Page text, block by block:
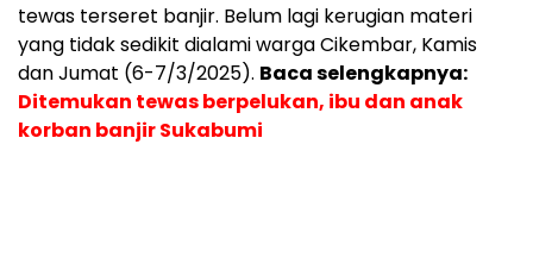
tewas terseret banjir. Belum lagi kerugian materi
yang tidak sedikit dialami warga Cikembar, Kamis
dan Jumat (6-7/3/2025). Baca selengkapnya:
Ditemukan tewas berpelukan, ibu dan anak
korban banjir Sukabumi